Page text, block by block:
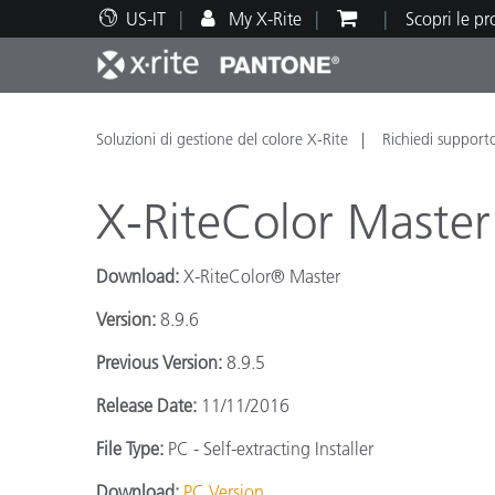
US-IT My X-Rite Scopri le
Principali prodotti
Stampa e Packaging
Automotive
Supporto tecnico
Risorse didattiche
Soluzioni di gestione del colore X-Rite Richiedi
X-RiteColor
Download: X-RiteColor® Master
Version: 8.9.6
Previous Version: 8.9.5
Release Date: 11/11/2016
File Type: PC - Self-extracting Installer